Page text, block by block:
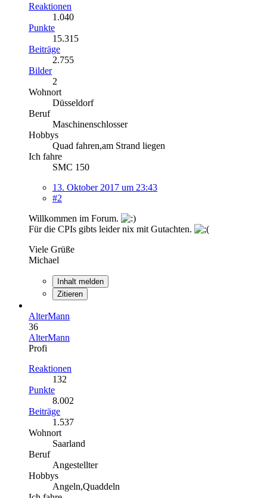
Reaktionen
1.040
Punkte
15.315
Beiträge
2.755
Bilder
2
Wohnort
Düsseldorf
Beruf
Maschinenschlosser
Hobbys
Quad fahren,am Strand liegen
Ich fahre
SMC 150
13. Oktober 2017 um 23:43
#2
Willkommen im Forum.
Für die CPIs gibts leider nix mit Gutachten.
Viele Grüße
Michael
Inhalt melden
Zitieren
AlterMann
36
AlterMann
Profi
Reaktionen
132
Punkte
8.002
Beiträge
1.537
Wohnort
Saarland
Beruf
Angestellter
Hobbys
Angeln,Quaddeln